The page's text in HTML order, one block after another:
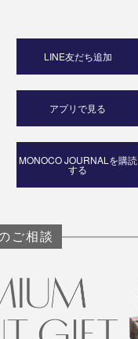
LINE友だち追加
アプリで見る
MONOCO JOURNALを購読
する
ご相談